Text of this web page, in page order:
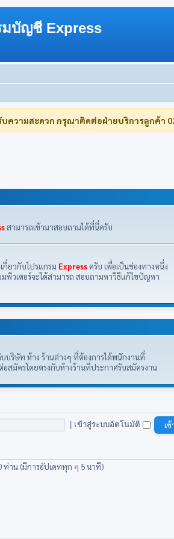
บัญชี Express
วามสะดวก กรุณาติดต่อฝ่ายบริการลูกค้า
สามารถเข้ามาสอบถามได้ที่นี่ครับ
กี่ยวกับโปรแกรม Express ครับ เพื่อเป็นช่องทางหนึ่ง
พิวเตอร์จะได้สามารถ สอบถามหาวิธีแก้ไขปัญหา
บริษัท ห้าง ร้านต่างๆ ที่ต้องการได้พนักงานที่
สมัครโดยตรงกับห้างร้านที่ประกาศรับสมัครงาน
| เข้าสู่ระบบอัตโนมัติ
ท่าน (มีการอัปเดททุก ๆ 5 นาที)